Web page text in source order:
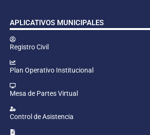
APLICATIVOS MUNICIPALES
Registro Civil
Plan Operativo Institucional
Mesa de Partes Virtual
Control de Asistencia